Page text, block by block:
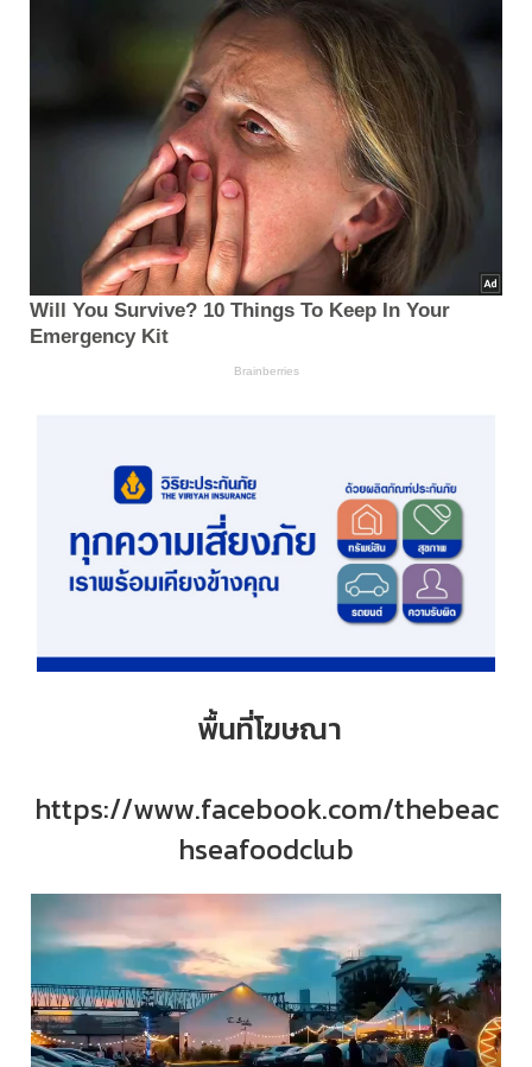
พื้นที่โฆษณา
https://www.facebook.com/thebeac
hseafoodclub